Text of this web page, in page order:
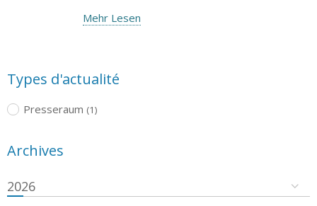
Mehr Lesen
Types d'actualité
Presseraum (1)
Archives
2026